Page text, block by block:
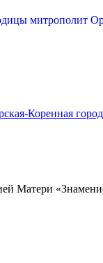
Коренная
Матери